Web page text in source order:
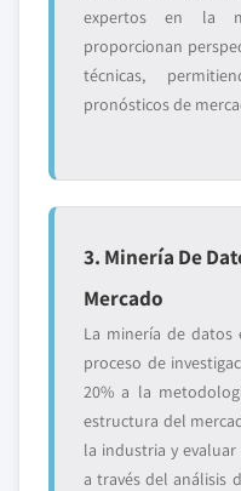
expertos en la
proporcionan
técnicas,
pronósticos de
3. Minería De
Mercado
La minería de datos
proceso de
20% a la
estructura del
la industria y
a través del análisis